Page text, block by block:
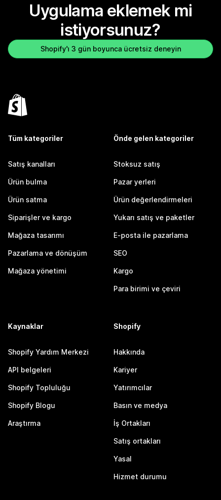
Uygulama eklemek mi
istiyorsunuz?
Shopify'ı 3 gün boyunca ücretsiz deneyin
Tüm kategoriler
Satış kanalları
Ürün bulma
Ürün satma
Siparişler ve kargo
Mağaza tasarımı
Pazarlama ve dönüşüm
Mağaza yönetimi
Önde gelen kategoriler
Stoksuz satış
Pazar yerleri
Ürün değerlendirmeleri
Yukarı satış ve paketler
E-posta ile pazarlama
SEO
Kargo
Para birimi ve çeviri
Kaynaklar
Shopify Yardım Merkezi
API belgeleri
Shopify Topluluğu
Shopify Blogu
Araştırma
Shopify
Hakkında
Kariyer
Yatırımcılar
Basın ve medya
İş Ortakları
Satış ortakları
Yasal
Hizmet durumu